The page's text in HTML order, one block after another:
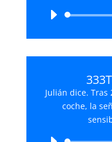
Julián dice.
coche, la